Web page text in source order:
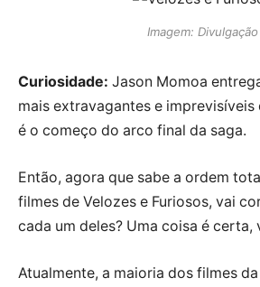
Imagem: Divulgação
Curiosidade: Jason Momoa
mais extravagantes e imprevisíveis
é o começo do arco final da saga.
Então, agora que sabe a ordem
filmes de Velozes e Furiosos, vai
cada um deles? Uma coisa é certa,
Atualmente, a maioria dos filmes